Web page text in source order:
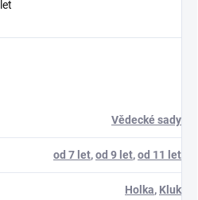
Vědecké sady
od 7 let,od 9 let,od 11 let
Holka, Kluk